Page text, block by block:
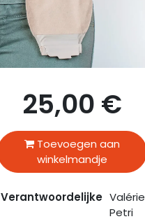
25,00 €
Toevoegen aan
winkelmandje
Verantwoordelijke Valérie
Petri